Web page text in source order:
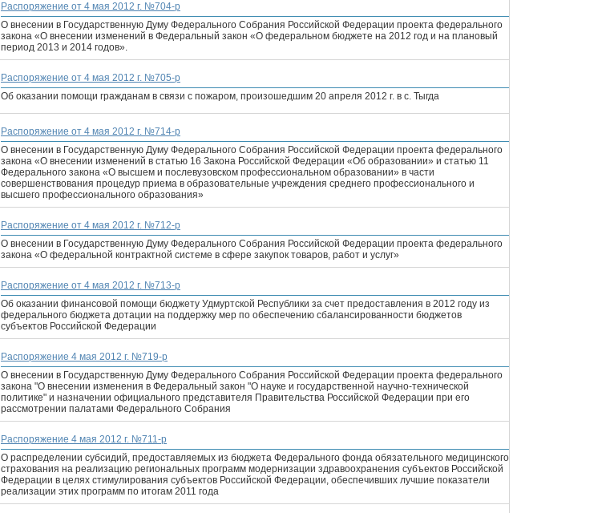
Распоряжение от 4 мая 2012 г. №704-р
О внесении в Государственную Думу Федерального Собрания Российской Федерации проекта федерального
закона «О внесении изменений в Федеральный закон «О федеральном бюджете на 2012 год и на плановый
период 2013 и 2014 годов».
Распоряжение от 4 мая 2012 г. №705-р
Об оказании помощи гражданам в связи с пожаром, произошедшим 20 апреля 2012 г. в с. Тыгда
Распоряжение от 4 мая 2012 г. №714-р
О внесении в Государственную Думу Федерального Собрания Российской Федерации проекта федерального
закона «О внесении изменений в статью 16 Закона Российской Федерации «Об образовании» и статью 11
Федерального закона «О высшем и послевузовском профессиональном образовании» в части
совершенствования процедур приема в образовательные учреждения среднего профессионального и
высшего профессионального образования»
Распоряжение от 4 мая 2012 г. №712-р
О внесении в Государственную Думу Федерального Собрания Российской Федерации проекта федерального
закона «О федеральной контрактной системе в сфере закупок товаров, работ и услуг»
Распоряжение от 4 мая 2012 г. №713-р
Об оказании финансовой помощи бюджету Удмуртской Республики за счет предоставления в 2012 году из
федерального бюджета дотации на поддержку мер по обеспечению сбалансированности бюджетов
субъектов Российской Федерации
Распоряжение 4 мая 2012 г. №719-р
О внесении в Государственную Думу Федерального Собрания Российской Федерации проекта федерального
закона "О внесении изменения в Федеральный закон "О науке и государственной научно-технической
политике" и назначении официального представителя Правительства Российской Федерации при его
рассмотрении палатами Федерального Собрания
Распоряжение 4 мая 2012 г. №711-р
О распределении субсидий, предоставляемых из бюджета Федерального фонда обязательного медицинского
страхования на реализацию региональных программ модернизации здравоохранения субъектов Российской
Федерации в целях стимулирования субъектов Российской Федерации, обеспечивших лучшие показатели
реализации этих программ по итогам 2011 года